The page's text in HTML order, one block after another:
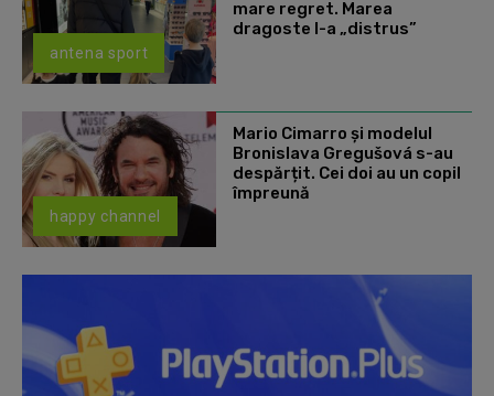
antena sport
mare regret. Marea
dragoste l-a „distrus”
happy channel
Mario Cimarro și modelul
Bronislava Gregušová s-au
despărțit. Cei doi au un copil
împreună